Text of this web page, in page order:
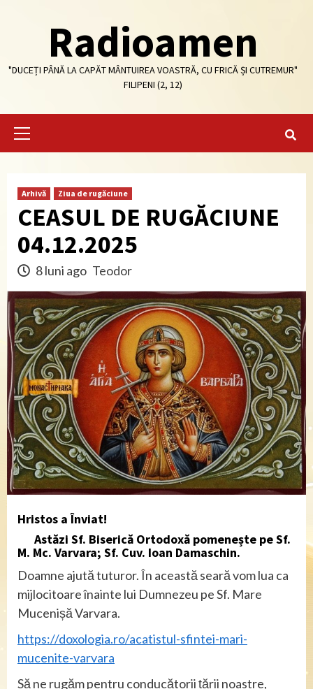
Radioamen
"DUCEȚI PÂNĂ LA CAPĂT MÂNTUIREA VOASTRĂ, CU FRICĂ ȘI CUTREMUR"
FILIPENI (2, 12)
Primary
Arhivă Ziua de rugăciune
CEASUL DE RUGĂCIUNE
04.12.2025
8 luni ago Teodor
Hristos a Înviat!
Astăzi Sf. Biserică Ortodoxă pomenește pe Sf.
M. Mc. Varvara; Sf. Cuv. Ioan Damaschin.
Doamne ajută tuturor. În această seară vom lua ca
mijlocitoare înainte lui Dumnezeu pe Sf. Mare
Mucenișă Varvara.
https://doxologia.ro/acatistul-sfintei-mari-
mucenite-varvara
Să ne rugăm pentru conducătorii țării noastre,